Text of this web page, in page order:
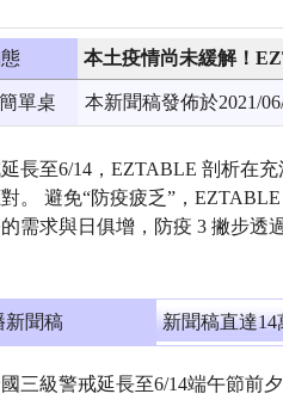
本土疫情尚未緩解！
單桌 本新聞稿發佈於2021/
長至6/14，EZTABLE 剖析在
。 避免“防疫疲乏”，
需求與日俱增，防疫 3 撇步透
新聞稿 新聞稿直達
三級警戒延長至6/14端午節前